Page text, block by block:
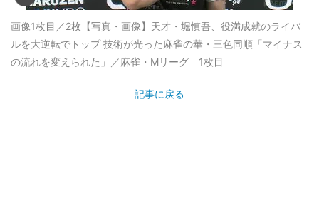
画像1枚目／2枚 【写真・画像】天才・堀慎吾、役満成就のライバ
ルを大逆転でトップ 技術が光った麻雀の華・三色同順「マイナス
の流れを変えられた」／麻雀・Mリーグ 1枚目
記事に戻る